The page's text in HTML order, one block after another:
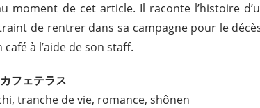
moment de cet article. Il raconte l’histoire
de rentrer dans sa campagne pour le
à l’aide de son staff.
フェテラス
tranche de vie, romance, shônen